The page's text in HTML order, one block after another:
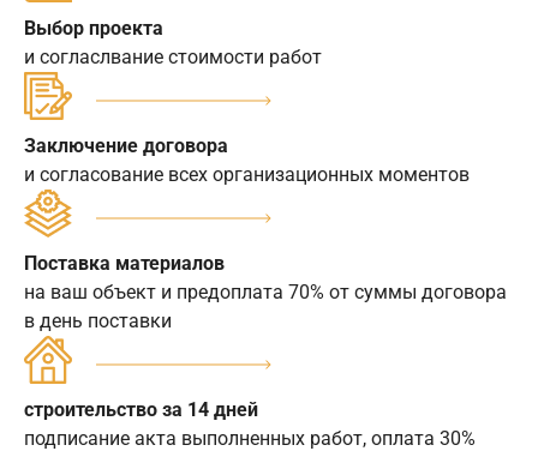
Выбор проекта
и согласлвание стоимости работ
Заключение договора
и согласование всех организационных моментов
Поставка материалов
на ваш объект и предоплата 70% от суммы договора
в день поставки
строительство за 14 дней
подписание акта выполненных работ, оплата 30%